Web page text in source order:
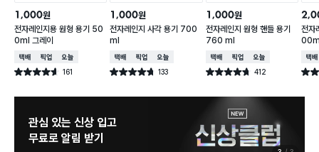
1,000원
전자레인지용 원형 용기 50
0ml 그레이
택배배송매장픽업오늘배송
별점 4.6점 161
건 작성
1,000원
전자레인지 사각 용기 700
ml
택배배송매장픽업오늘배송
별점 4.7점 133
건 작성
1,000원
전자레인지 원형 핸들 용기
760 ml
택배배송매장픽업오늘배송
별점 4.7점 412
건 작성
전자
택배
별점
관심 있는 신상 입고
무료로 알림 받기